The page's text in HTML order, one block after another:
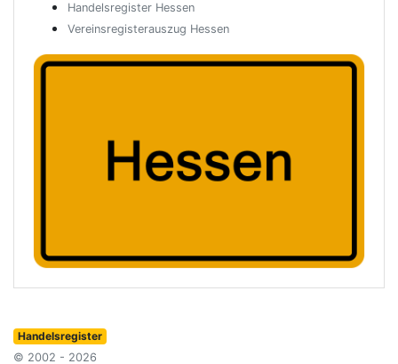
Handelsregister Hessen
Vereinsregisterauszug Hessen
Handelsregister
© 2002 - 2026